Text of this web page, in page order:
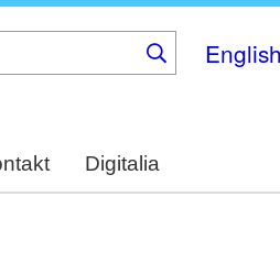
English
Digitalia